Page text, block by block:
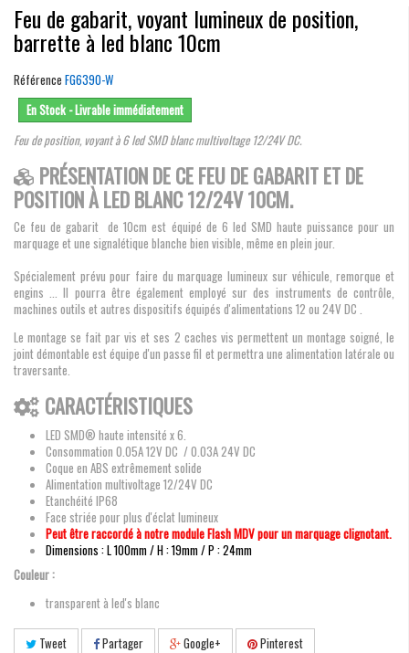
Feu de gabarit, voyant lumineux de position,
barrette à led blanc 10cm
Référence FG6390-W
En Stock - Livrable immédiatement
Feu de position, voyant à 6 led SMD blanc multivoltage 12/24V DC.
PRÉSENTATION DE CE FEU DE GABARIT ET DE
POSITION À LED BLANC 12/24V 10CM.
Ce feu de gabarit de 10cm est équipé de 6 led SMD haute puissance pour un
marquage et une signalétique blanche bien visible, même en plein jour.
Spécialement prévu pour faire du marquage lumineux sur véhicule, remorque et
engins ... Il pourra être également employé sur des instruments de contrôle,
machines outils et autres dispositifs équipés d'alimentations 12 ou 24V DC .
Le montage se fait par vis et ses 2 caches vis permettent un montage soigné, le
joint démontable est équipe d'un passe fil et permettra une alimentation latérale ou
traversante.
CARACTÉRISTIQUES
LED SMD® haute intensité x 6.
Consommation 0.05A 12V DC / 0.03A 24V DC
Coque en ABS extrêmement solide
Alimentation multivoltage 12/24V DC
Etanchéité IP68
Face striée pour plus d'éclat lumineux
Peut être raccordé à notre module Flash MDV pour un marquage clignotant.
Dimensions : L 100mm / H : 19mm / P : 24mm
Couleur :
transparent à led's blanc
Tweet Partager Google+ Pinterest